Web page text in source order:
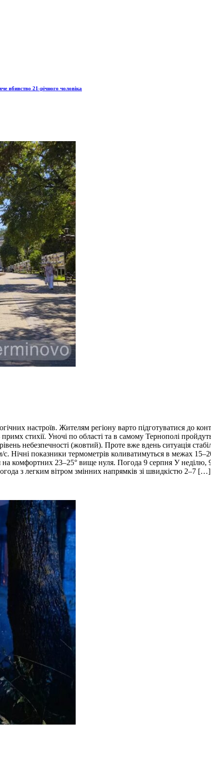
вбивство 21-річного чоловіка
настроїв. Жителям регіону варто підготуватися до
стихії. Уночі по області та в самому Тернополі
небезпечності (жовтий). Проте вже вдень ситуація
Нічні показники термометрів коливатимуться в межах
на комфортних 23–25° вище нуля. Погода 9 серпня У
з легким вітром змінних напрямків зі швидкістю 2–7 […]